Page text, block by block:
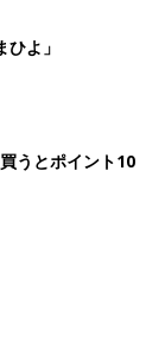
よ」
うとポイント10